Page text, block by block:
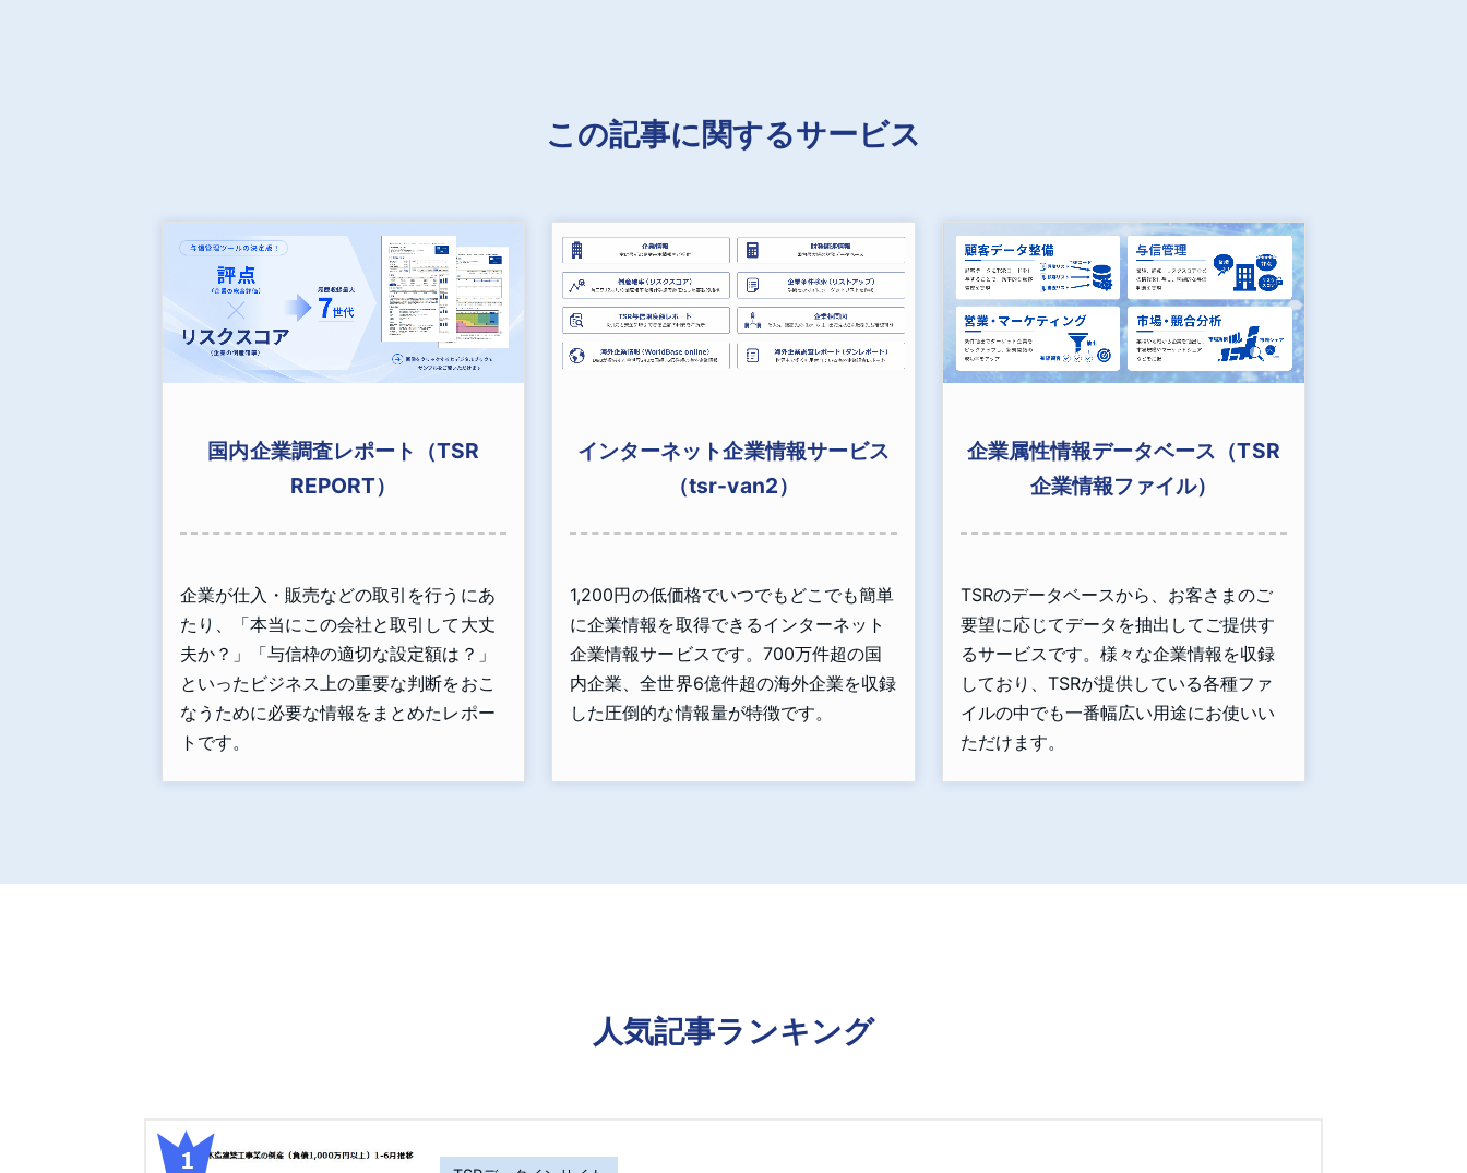
この記事に関するサービス
国内企業調査レポート（TSR
REPORT）
企業が仕入・販売などの取引を行うにあ
たり、「本当にこの会社と取引して大丈
夫か？」「与信枠の適切な設定額は？」
といったビジネス上の重要な判断をおこ
なうために必要な情報をまとめたレポー
トです。
インターネット企業情報サービス
（tsr-van2）
1,200円の低価格でいつでもどこでも簡単
に企業情報を取得できるインターネット
企業情報サービスです。700万件超の国
内企業、全世界6億件超の海外企業を収録
した圧倒的な情報量が特徴です。
企業属性情報データベース（TSR
企業情報ファイル）
TSRのデータベースから、お客さまのご
要望に応じてデータを抽出してご提供す
るサービスです。様々な企業情報を収録
しており、TSRが提供している各種ファ
イルの中でも一番幅広い用途にお使いい
ただけます。
人気記事ランキング